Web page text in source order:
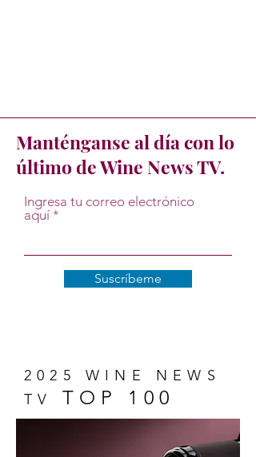
Manténganse al día con lo
último de Wine News TV.
Ingresa tu correo electrónico
aquí
Suscríbeme
2025 WINE NEWS
TV TOP 100